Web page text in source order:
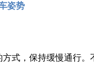
姿势
式，保持缓慢通行